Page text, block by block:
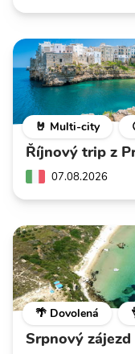
🤘 Multi-city
Říjnový trip z
07.08.2026
🌴 Dovolená
Srpnový